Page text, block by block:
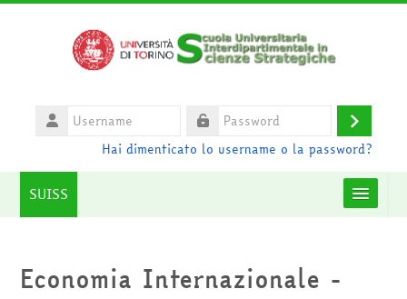
Vai al contenuto principale
Username
Login
Hai dimenticato lo username o la password?
SUISS
UniTO
Economia Internazionale -